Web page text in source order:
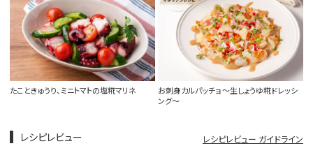
たこときゅうり、ミニトマトの塩糀マリネ
お刺身カルパッチョ 〜生しょうゆ糀ドレッシ
ング〜
レシピレビュー レシピレビュー ガイドライン